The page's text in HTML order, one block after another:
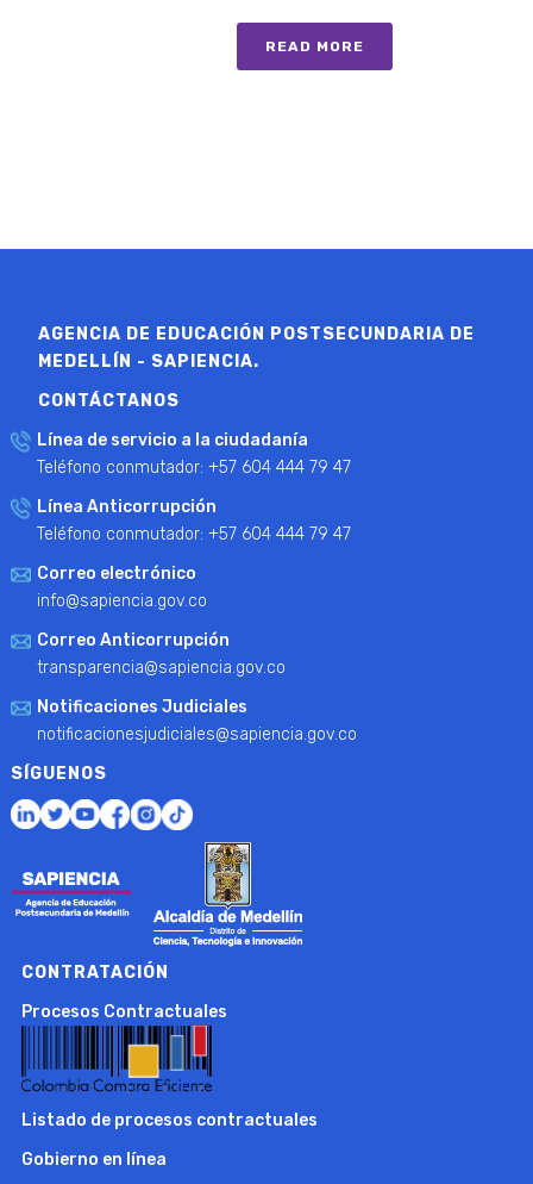
READ MORE
AGENCIA DE EDUCACIÓN POSTSECUNDARIA DE
MEDELLÍN - SAPIENCIA.
CONTÁCTANOS
Línea de servicio a la ciudadanía
Teléfono conmutador: +57 604 444 79 47
Línea Anticorrupción
Teléfono conmutador: +57 604 444 79 47
Correo electrónico
info@sapiencia.gov.co
Correo Anticorrupción
transparencia@sapiencia.gov.co
Notificaciones Judiciales
notificacionesjudiciales@sapiencia.gov.co
SÍGUENOS
CONTRATACIÓN
Procesos Contractuales
Listado de procesos contractuales
Gobierno en línea